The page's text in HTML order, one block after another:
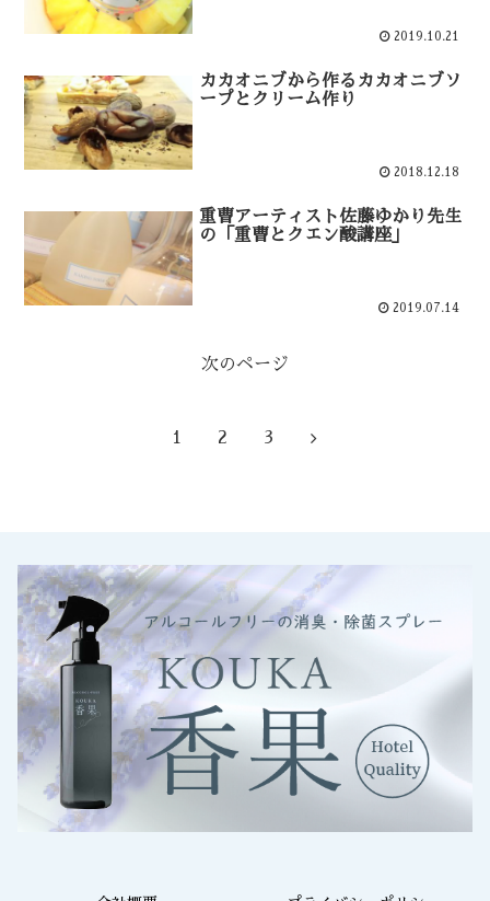
2019.10.21
カカオニブから作るカカオニブソ
ープとクリーム作り
2018.12.18
重曹アーティスト佐藤ゆかり先生
の「重曹とクエン酸講座」
2019.07.14
次のページ
1 2 3